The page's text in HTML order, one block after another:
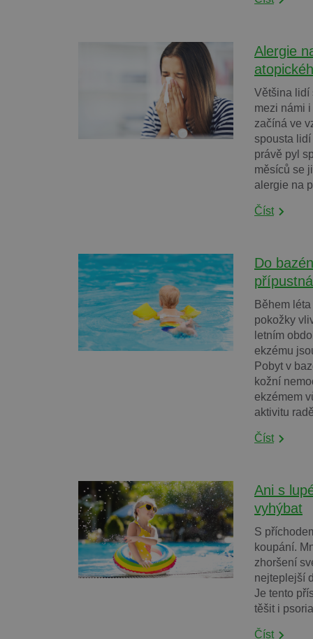
Alergie
Většina lidí
mezi námi
začíná ve
spousta
právě pyl
měsíců se
alergie na
Číst
Do
Během
pokožky
letním
ekzému
Pobyt v
kožní
ekzémem
aktivitu
Číst
Ani s
vyhýbat
S
koupání.
zhoršení
nejteplejší
Je tento
těšit i
Číst